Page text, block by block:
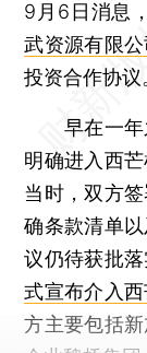
9月6日消息
武资源有限公
投资合作协议
早在一年
明确进入西
当时，双方
确条款清单
议仍待获批
式宣布介入
方主要包括